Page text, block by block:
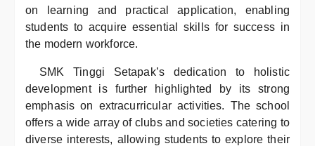
on learning and practical application, enabling
students to acquire essential skills for success in
the modern workforce.
SMK Tinggi Setapak’s dedication to holistic
development is further highlighted by its strong
emphasis on extracurricular activities. The school
offers a wide array of clubs and societies catering to
diverse interests, allowing students to explore their